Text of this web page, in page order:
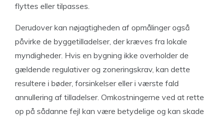
flyttes eller tilpasses.
Derudover kan nøjagtigheden af opmålinger også
påvirke de byggetilladelser, der kræves fra lokale
myndigheder. Hvis en bygning ikke overholder de
gældende regulativer og zoneringskrav, kan dette
resultere i bøder, forsinkelser eller i værste fald
annullering af tilladelser. Omkostningerne ved at rette
op på sådanne fejl kan være betydelige og kan skade